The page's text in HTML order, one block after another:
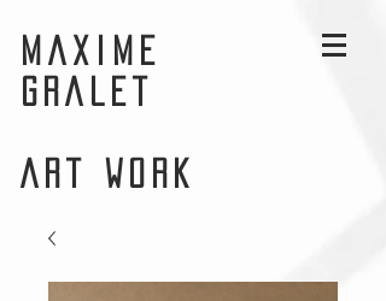
MAXIME
GRALET
ART WORK